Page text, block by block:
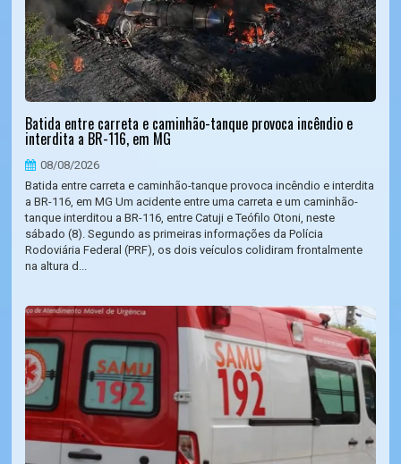
Batida entre carreta e caminhão-tanque provoca incêndio e
interdita a BR-116, em MG
08/08/2026
Batida entre carreta e caminhão-tanque provoca incêndio e interdita
a BR-116, em MG Um acidente entre uma carreta e um caminhão-
tanque interditou a BR-116, entre Catuji e Teófilo Otoni, neste
sábado (8). Segundo as primeiras informações da Polícia
Rodoviária Federal (PRF), os dois veículos colidiram frontalmente
na altura d...